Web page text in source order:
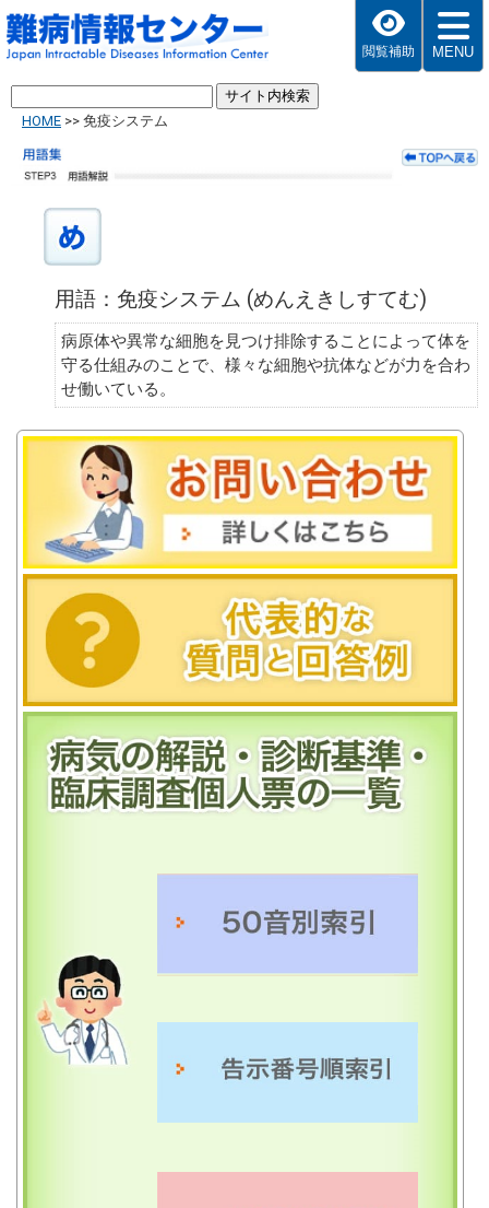
閲覧補助 MENU
HOME >> 免疫システム
用語：免疫システム (めんえきしすてむ)
病原体や異常な細胞を見つけ排除することによって体を
守る仕組みのことで、様々な細胞や抗体などが力を合わ
せ働いている。